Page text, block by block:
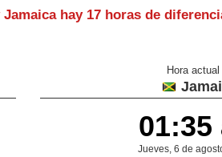
Jamaica hay 17 horas de
Hora actual
01:35
Jueves, 6 de